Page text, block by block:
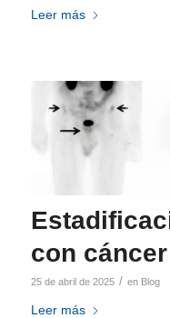
Leer más
con
25 de abril de 2025 / en Blog
Leer más